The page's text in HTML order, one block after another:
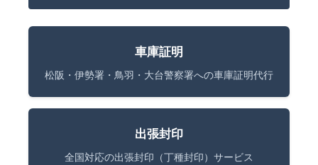
車庫証明
松阪・伊勢署・鳥羽・大台警察署への車庫証明代行
出張封印
全国対応の出張封印（丁種封印）サービス